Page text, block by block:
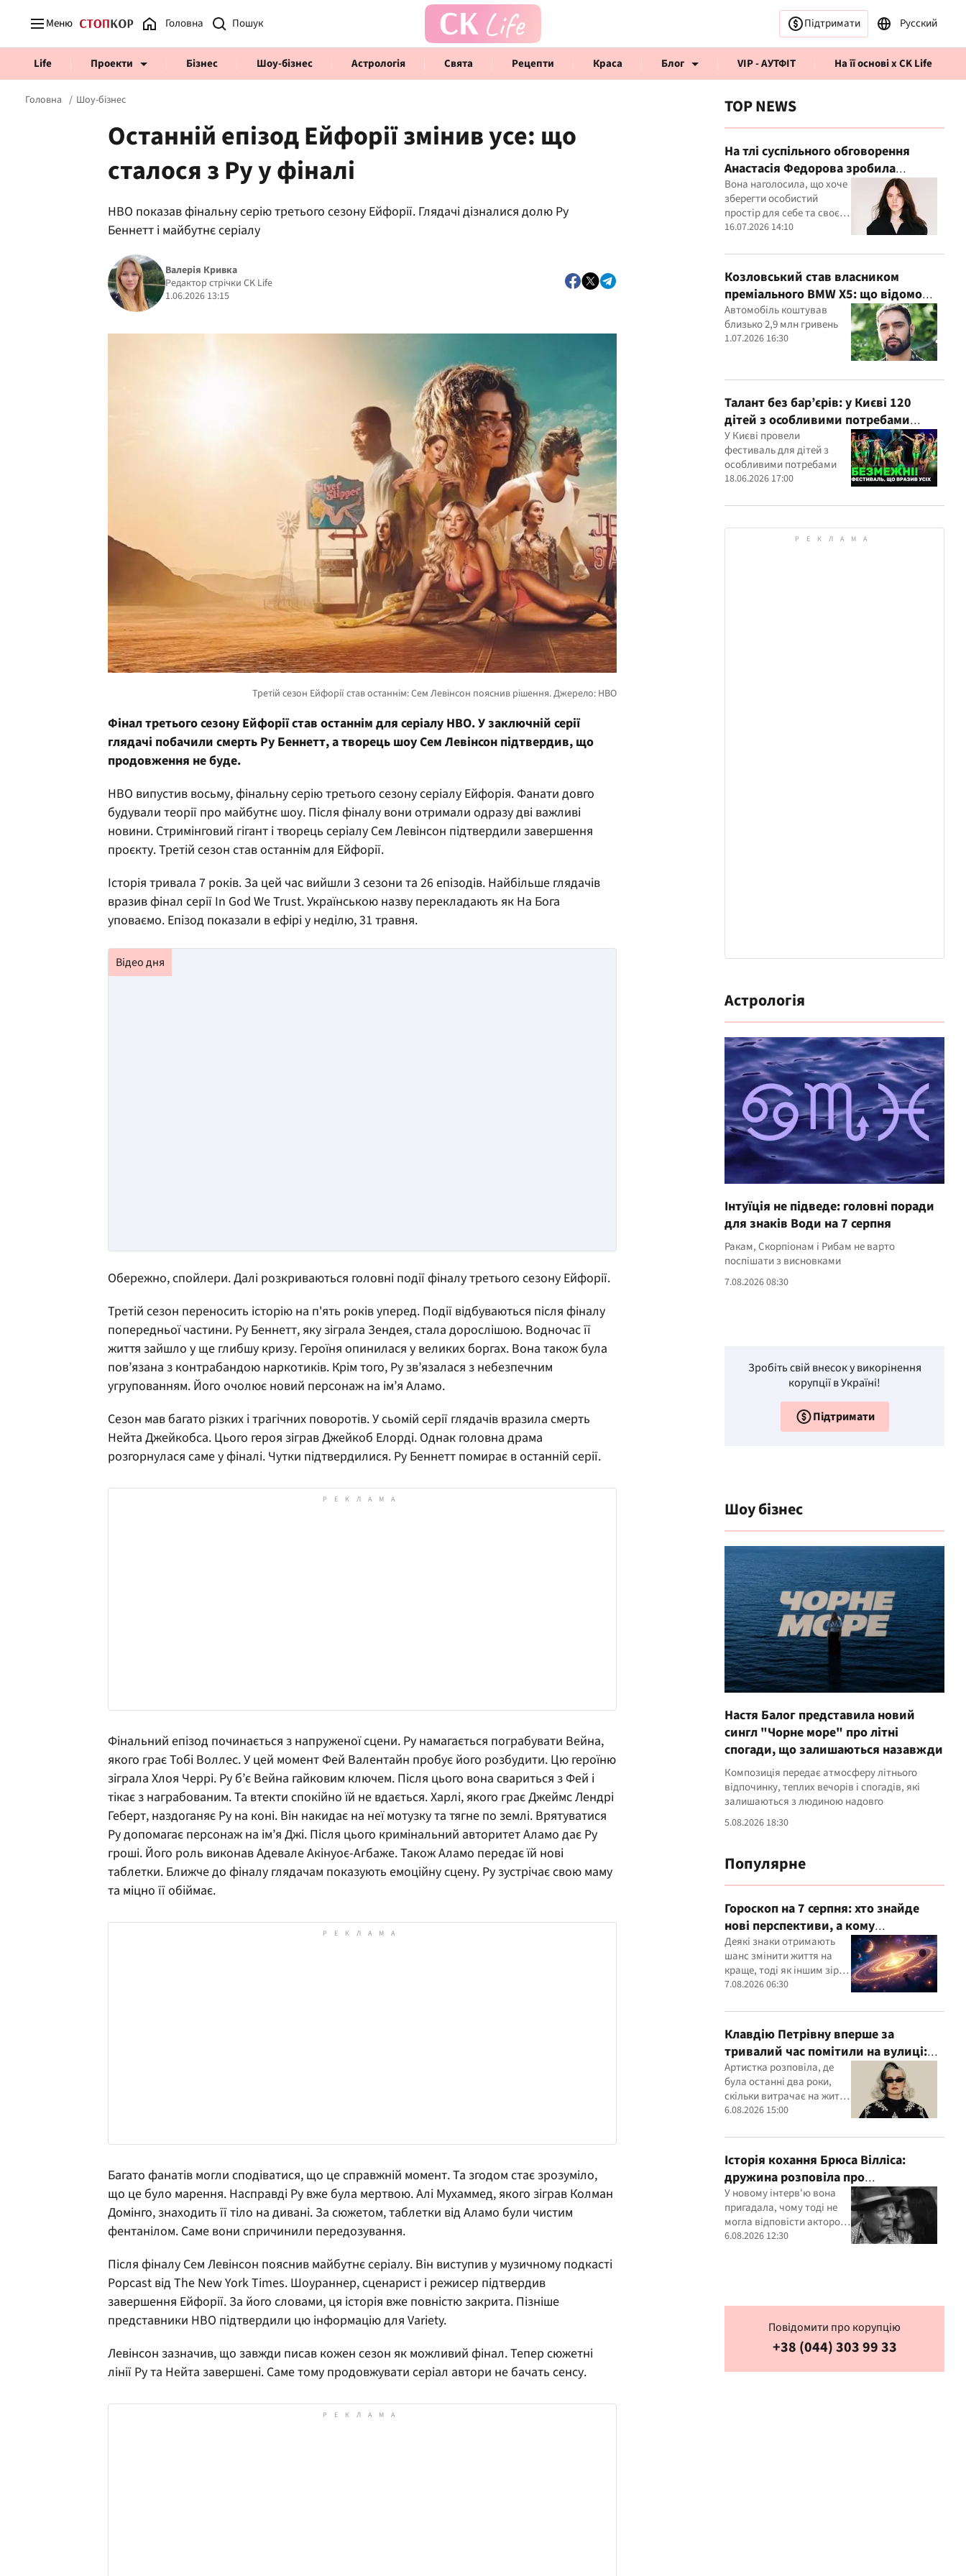
Меню Головна Підтримати Русский
Life Проекти Бізнес Шоу-бізнес Астрологія Свята Рецепти Краса Блог VIP - АУТФІТ На її основі x CK Life
ВІДВЕРТІ
Головна Шоу-бізнес
Останній епізод Ейфорії змінив усе: що
сталося з Ру у фіналі
HBO показав фінальну серію третього сезону Ейфорії. Глядачі дізналися долю Ру
Беннетт і майбутнє серіалу
Валерія Кривка
Редактор стрічки CK Life
1.06.2026 13:15
Фінал третього сезону Ейфорії став останнім для серіалу HBO. У заключній серії
глядачі побачили смерть Ру Беннетт, а творець шоу Сем Левінсон підтвердив, що
продовження не буде.
HBO випустив восьму, фінальну серію третього сезону серіалу Ейфорія. Фанати довго
будували теорії про майбутнє шоу. Після фіналу вони отримали одразу дві важливі
новини. Стримінговий гігант і творець серіалу Сем Левінсон підтвердили завершення
проєкту. Третій сезон став останнім для Ейфорії.
Історія тривала 7 років. За цей час вийшли 3 сезони та 26 епізодів. Найбільше глядачів
вразив фінал серії In God We Trust. Українською назву перекладають як На Бога
уповаємо. Епізод показали в ефірі у неділю, 31 травня.
Обережно, спойлери. Далі розкриваються головні події фіналу третього сезону Ейфорії.
Третій сезон переносить історію на п'ять років уперед. Події відбуваються після фіналу
попередньої частини. Ру Беннетт, яку зіграла Зендея, стала дорослішою. Водночас її
життя зайшло у ще глибшу кризу. Героїня опинилася у великих боргах. Вона також була
пов’язана з контрабандою наркотиків. Крім того, Ру зв’язалася з небезпечним
угрупованням. Його очолює новий персонаж на ім’я Аламо.
Сезон мав багато різких і трагічних поворотів. У сьомій серії глядачів вразила смерть
Нейта Джейкобса. Цього героя зіграв Джейкоб Елорді. Однак головна драма
розгорнулася саме у фіналі. Чутки підтвердилися. Ру Беннетт помирає в останній серії.
Фінальний епізод починається з напруженої сцени. Ру намагається пограбувати Вейна,
якого грає Тобі Воллес. У цей момент Фей Валентайн пробує його розбудити. Цю героїню
зіграла Хлоя Черрі. Ру б’є Вейна гайковим ключем. Після цього вона свариться з Фей і
тікає з награбованим. Та втекти спокійно їй не вдається. Харлі, якого грає Джеймс Лендрі
Геберт, наздоганяє Ру на коні. Він накидає на неї мотузку та тягне по землі. Врятуватися
Ру допомагає персонаж на ім’я Джі. Після цього кримінальний авторитет Аламо дає Ру
гроші. Його роль виконав Адевале Акінуоє-Агбаже. Також Аламо передає їй нові
таблетки. Ближче до фіналу глядачам показують емоційну сцену. Ру зустрічає свою маму
та міцно її обіймає.
Багато фанатів могли сподіватися, що це справжній момент. Та згодом стає зрозуміло,
що це було марення. Насправді Ру вже була мертвою. Алі Мухаммед, якого зіграв Колман
Домінго, знаходить її тіло на дивані. За сюжетом, таблетки від Аламо були чистим
фентанілом. Саме вони спричинили передозування.
Після фіналу Сем Левінсон пояснив майбутнє серіалу. Він виступив у музичному подкасті
Popcast від The New York Times. Шоураннер, сценарист і режисер підтвердив
завершення Ейфорії. За його словами, ця історія вже повністю закрита. Пізніше
представники HBO підтвердили цю інформацію для Variety.
Левінсон зазначив, що завжди писав кожен сезон як можливий фінал. Тепер сюжетні
лінії Ру та Нейта завершені. Саме тому продовжувати серіал автори не бачать сенсу.
TOP NEWS
На тлі суспільного обговорення
Анастасія Федорова зробила
публічну заяву
Вона наголосила, що хоче
зберегти особистий
простір для себе та своєї
дитини
16.07.2026 14:10
Козловський став власником
преміального BMW X5: що відомо
про покупку
Автомобіль коштував
близько 2,9 млн гривень
1.07.2026 16:30
Талант без бар’єрів: у Києві 120
дітей з особливими потребами
виступили на всеукраїнському
фестивалі
У Києві провели
фестиваль для дітей з
особливими потребами
18.06.2026 17:00
Астрологія
Інтуїція не підведе: головні поради
для знаків Води на 7 серпня
Ракам, Скорпіонам і Рибам не варто
поспішати з висновками
7.08.2026 08:30
Зробіть свій внесок у викорінення
корупції в Україні!
Підтримати
Шоу бізнес
Настя Балог представила новий
сингл "Чорне море" про літні
спогади, що залишаються назавжди
Композиція передає атмосферу літнього
відпочинку, теплих вечорів і спогадів, які
залишаються з людиною надовго
5.08.2026 18:30
Популярне
Гороскоп на 7 серпня: хто знайде
нові перспективи, а кому
доведеться переглянути свої
пріоритети
Деякі знаки отримають
шанс змінити життя на
краще, тоді як іншим зірки
радять не поспішати з
7.08.2026 06:30
Клавдію Петрівну вперше за
тривалий час помітили на вулиці:
співачка розкрила подробиці свого
життя
Артистка розповіла, де
була останні два роки,
скільки витрачає на життя
та у яку суму обходяться її
6.08.2026 15:00
Історія кохання Брюса Вілліса:
дружина розповіла про
несподіваний початок їхніх
стосунків
У новому інтерв'ю вона
пригадала, чому тоді не
могла відповісти акторові
взаємністю
6.08.2026 12:30
Повідомити про корупцію
+38 (044) 303 99 33